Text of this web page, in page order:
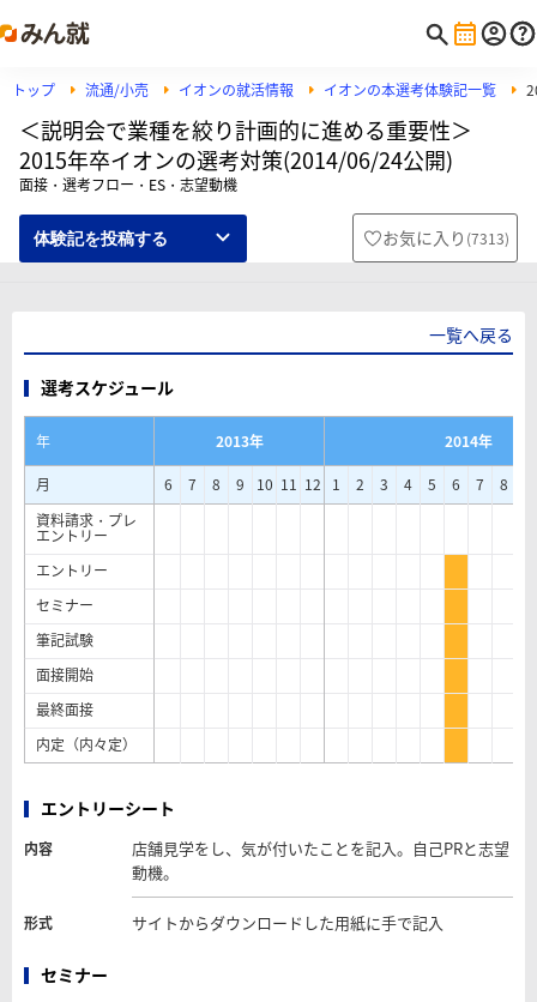
トップ 流通/小売 イオンの就活情報 イオンの本選考体験記一覧
＜説明会で業種を絞り計画的に進める重要性＞
2015年卒イオンの選考対策(2014/06/24公開)
面接・選考フロー・ES・志望動機
体験記を投稿する お気に入り (7313)
一覧へ戻る
選考スケジュール
年 2013年
2014年
月
6 7 8 9 10 11 12 1 2 3 4 5 6 7 8
資料請求・プレ
エントリー
エントリー
セミナー
筆記試験
面接開始
最終面接
内定（内々定）
エントリーシート
内容
店舗見学をし、気が付いたことを記入。自己PRと志望
動機。
形式 サイトからダウンロードした用紙に手で記入
セミナー